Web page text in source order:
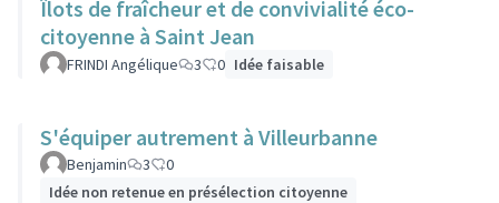
Îlots de fraîcheur et de convivialité éco-
citoyenne à Saint Jean
FRINDI Angélique 3 0 Idée faisable
S'équiper autrement à Villeurbanne
Benjamin 3
0
Idée non retenue en présélection citoyenne